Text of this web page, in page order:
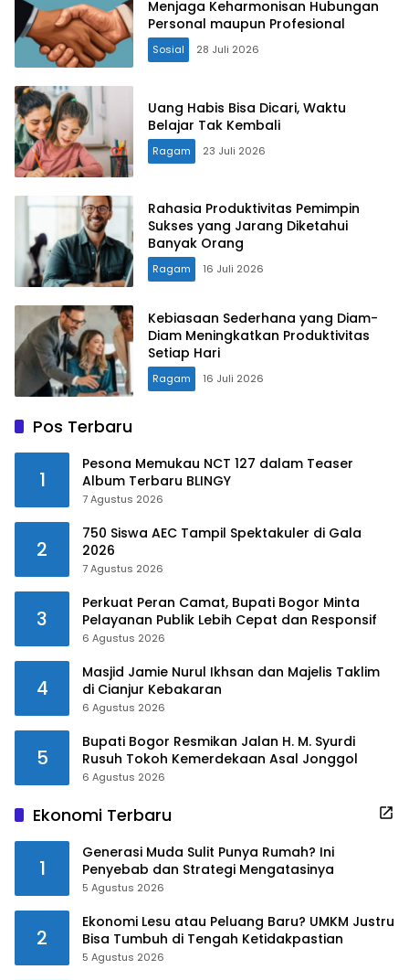
Menjaga Keharmonisan Hubungan
Personal maupun Profesional
Sosial 28 Juli 2026
Uang Habis Bisa Dicari, Waktu
Belajar Tak Kembali
Ragam 23 Juli 2026
Rahasia Produktivitas Pemimpin
Sukses yang Jarang Diketahui
Banyak Orang
Ragam 16 Juli 2026
Kebiasaan Sederhana yang Diam-
Diam Meningkatkan Produktivitas
Setiap Hari
Ragam 16 Juli 2026
Pos Terbaru
1
Pesona Memukau NCT 127 dalam Teaser
Album Terbaru BLINGY
7 Agustus 2026
2
750 Siswa AEC Tampil Spektakuler di Gala
2026
7 Agustus 2026
3
Perkuat Peran Camat, Bupati Bogor Minta
Pelayanan Publik Lebih Cepat dan Responsif
6 Agustus 2026
4
Masjid Jamie Nurul Ikhsan dan Majelis Taklim
di Cianjur Kebakaran
6 Agustus 2026
5
Bupati Bogor Resmikan Jalan H. M. Syurdi
Rusuh Tokoh Kemerdekaan Asal Jonggol
6 Agustus 2026
Ekonomi Terbaru
1
Generasi Muda Sulit Punya Rumah? Ini
Penyebab dan Strategi Mengatasinya
5 Agustus 2026
2
Ekonomi Lesu atau Peluang Baru? UMKM Justru
Bisa Tumbuh di Tengah Ketidakpastian
5 Agustus 2026